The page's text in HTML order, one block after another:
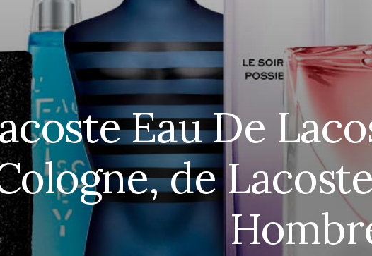
Eau De
de